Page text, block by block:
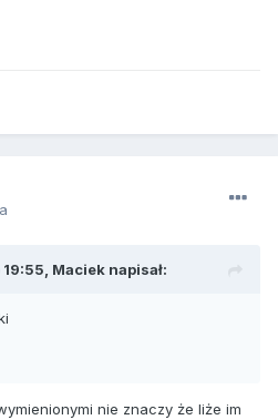
Maciek napisał:
nie znaczy że liże im